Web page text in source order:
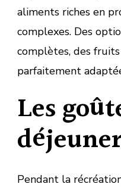
aliments riches en
complexes. Des
complètes, des
parfaitement
Les
Pendant la